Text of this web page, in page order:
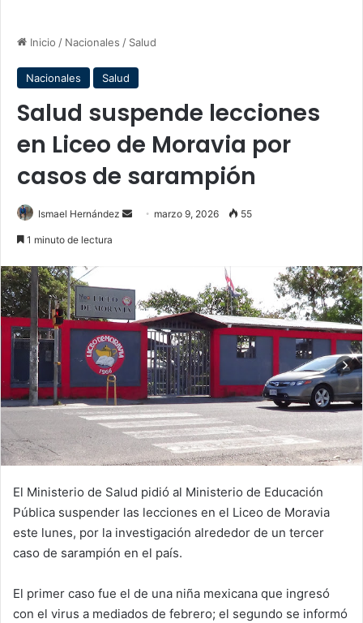
Inicio / Nacionales / Salud
Nacionales Salud
Salud suspende lecciones
en Liceo de Moravia por
casos de sarampión
Ismael Hernández
Send marzo 9, 2026 55
1 minuto de lectura
El Ministerio de Salud pidió al Ministerio de Educación
Pública suspender las lecciones en el Liceo de Moravia
este lunes, por la investigación alrededor de un tercer
caso de sarampión en el país.
El primer caso fue el de una niña mexicana que ingresó
con el virus a mediados de febrero; el segundo se informó